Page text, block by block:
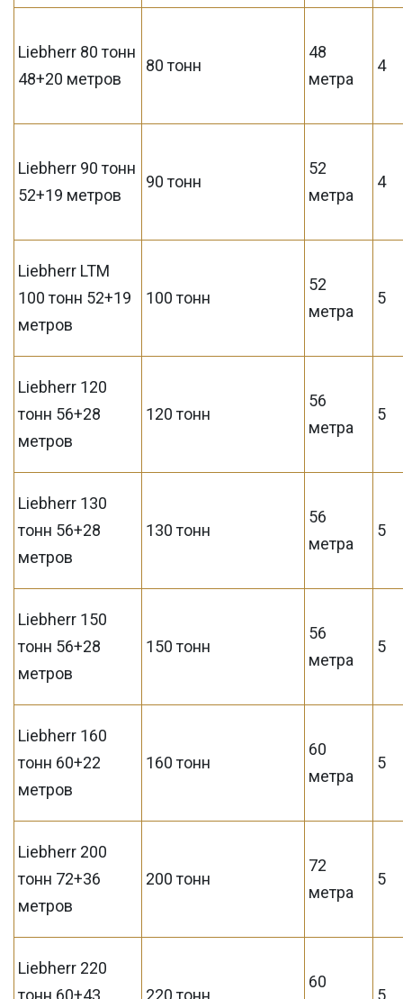
Liebherr 80 тонн
48+20 метров
80 тонн
48
метра
4
Liebherr 90 тонн
52+19 метров
90 тонн
52
метра
4
Liebherr LTM
100 тонн 52+19
метров
100 тонн
52
метра
5
Liebherr 120
тонн 56+28
метров
120 тонн
56
метра
5
Liebherr 130
тонн 56+28
метров
130 тонн
56
метра
5
Liebherr 150
тонн 56+28
метров
150 тонн
56
метра
5
Liebherr 160
тонн 60+22
метров
160 тонн
60
метра
5
Liebherr 200
тонн 72+36
метров
200 тонн
72
метра
5
Liebherr 220
тонн 60+43
220 тонн
60
5